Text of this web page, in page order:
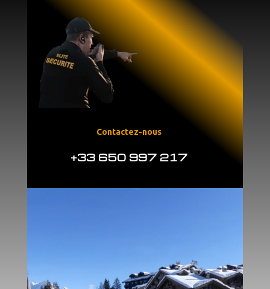
Contactez-nous
+33 650 997 217